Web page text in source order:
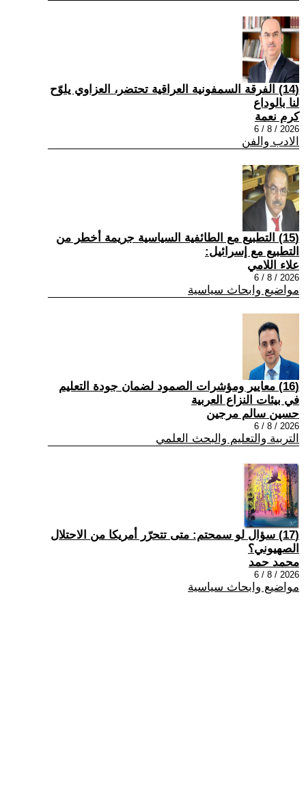
(14) الفرقة السمفونية العراقية تحتضر، العزاوي يلوّح
لنا بالوداع
كرم نعمة
2026 / 8 / 6
الادب والفن
(15) التطبيع مع الطائفية السياسية جريمة أخطر من
التطبيع مع إسرائيل:
علاء اللامي
2026 / 8 / 6
مواضيع وابحاث سياسية
(16) معايير ومؤشرات الصمود لضمان جودة التعليم
في بيئات النزاع العربية
حسين سالم مرجين
2026 / 8 / 6
التربية والتعليم والبحث العلمي
(17) سؤال لو سمحتم: متى تتحرّر أمريكا من الاحتلال
الصهيوني؟
محمد حمد
2026 / 8 / 6
مواضيع وابحاث سياسية